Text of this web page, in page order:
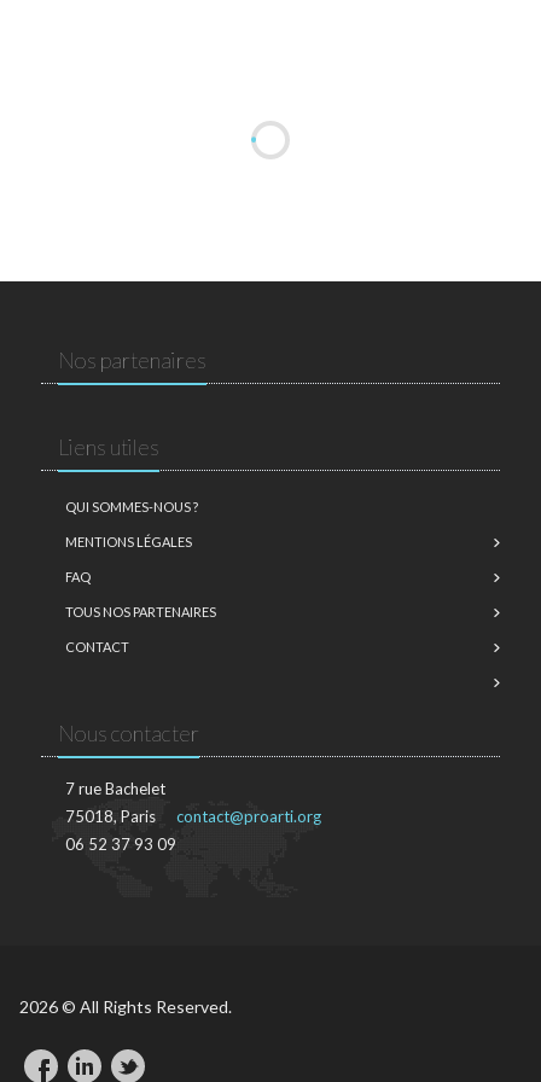
Nos partenaires
Liens utiles
QUI SOMMES-NOUS ?
MENTIONS LÉGALES
FAQ
TOUS NOS PARTENAIRES
CONTACT
Nous contacter
7 rue Bachelet
75018, Paris
06 52 37 93 09
contact@proarti.org
2026 © All Rights Reserved.